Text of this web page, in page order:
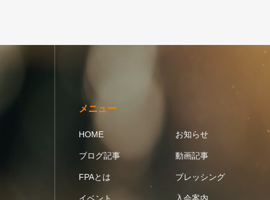
メニュー
HOME お知らせ
ブログ記事 動画記事
FPAとは ブレッシング